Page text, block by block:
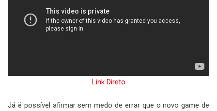
Link Direto
Já é possível afirmar sem medo de errar que o novo game de